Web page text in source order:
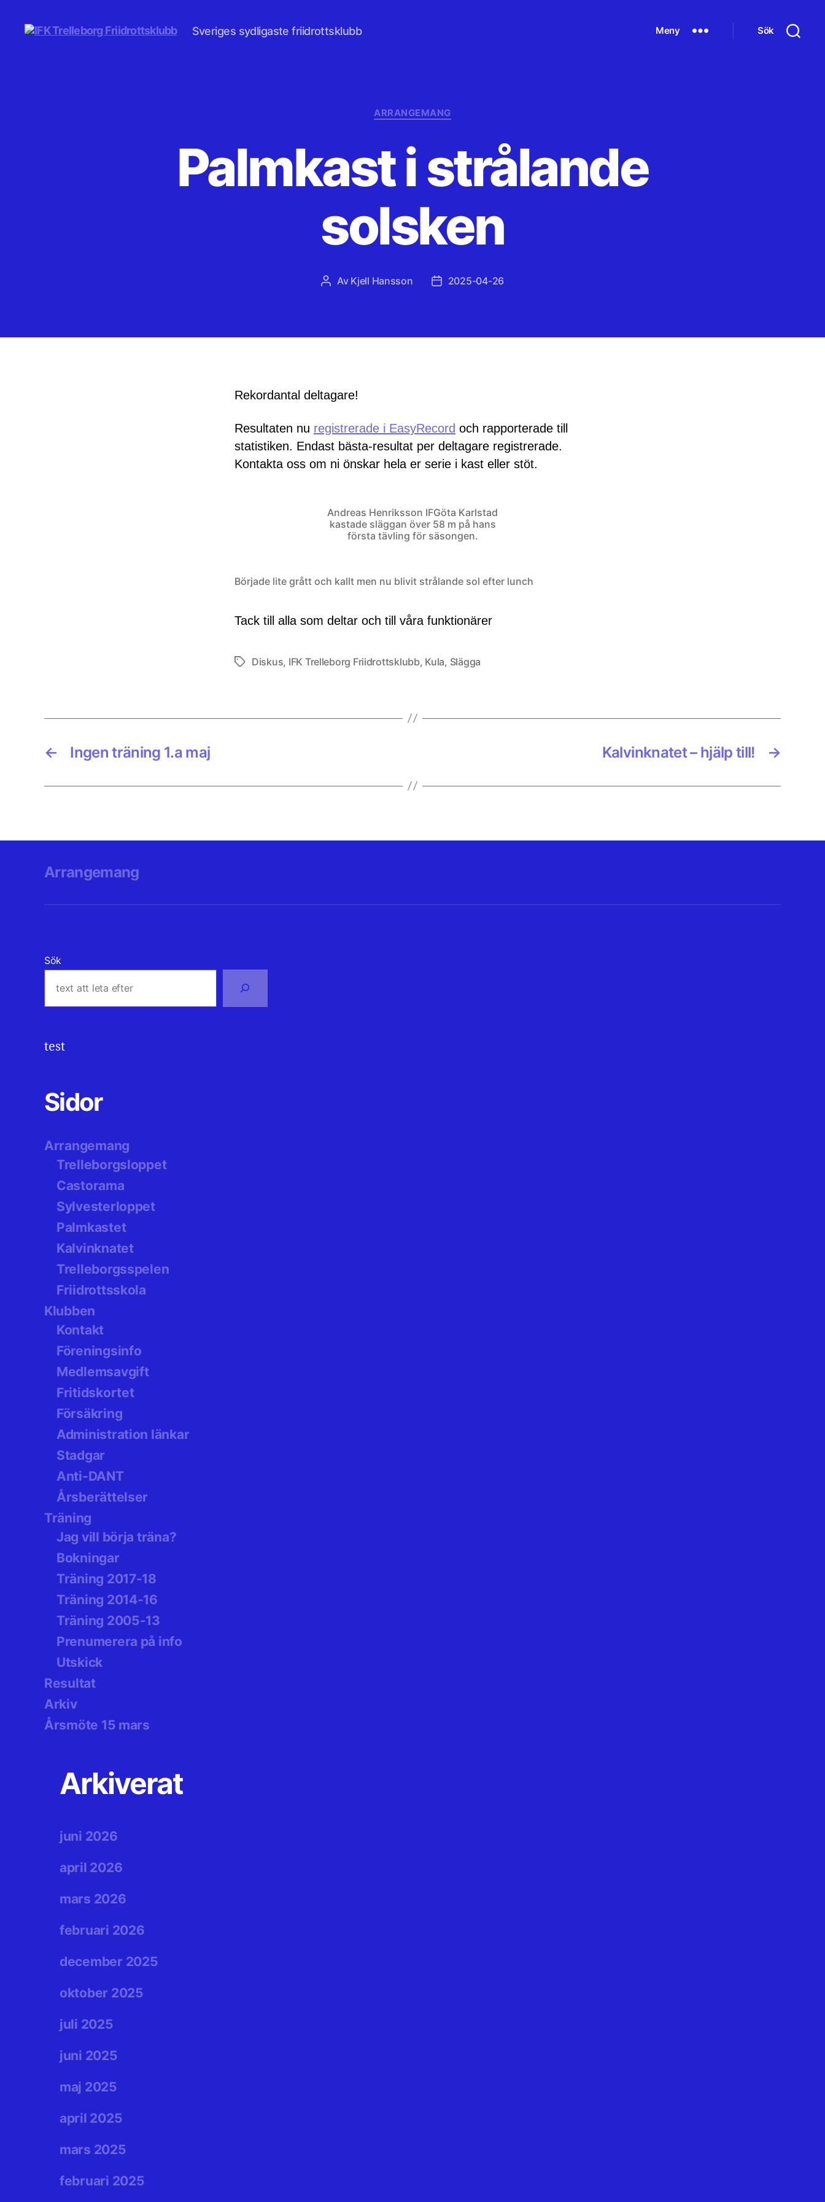
Sveriges sydligaste friidrottsklubb Meny Sök
Kategorier
ARRANGEMANG
Palmkast i strålande
solsken
Inläggsförfattare
Av Kjell Hansson Inläggsdatum
2025-04-26
Rekordantal deltagare!
Resultaten nu registrerade i EasyRecord och rapporterade till
statistiken. Endast bästa-resultat per deltagare registrerade.
Kontakta oss om ni önskar hela er serie i kast eller stöt.
Andreas Henriksson IFGöta Karlstad
kastade släggan över 58 m på hans
första tävling för säsongen.
Började lite grått och kallt men nu blivit strålande sol efter lunch
Tack till alla som deltar och till våra funktionärer
Etiketter
Diskus, IFK Trelleborg Friidrottsklubb, Kula, Slägga
← Ingen träning 1.a maj →
Kalvinknatet – hjälp till!
Arrangemang
Sök
test
Sidor
Arrangemang
Trelleborgsloppet
Castorama
Sylvesterloppet
Palmkastet
Kalvinknatet
Trelleborgsspelen
Friidrottsskola
Klubben
Kontakt
Föreningsinfo
Medlemsavgift
Fritidskortet
Försäkring
Administration länkar
Stadgar
Anti-DANT
Årsberättelser
Träning
Jag vill börja träna?
Bokningar
Träning 2017-18
Träning 2014-16
Träning 2005-13
Prenumerera på info
Utskick
Resultat
Arkiv
Årsmöte 15 mars
Arkiverat
juni 2026
april 2026
mars 2026
februari 2026
december 2025
oktober 2025
juli 2025
juni 2025
maj 2025
april 2025
mars 2025
februari 2025